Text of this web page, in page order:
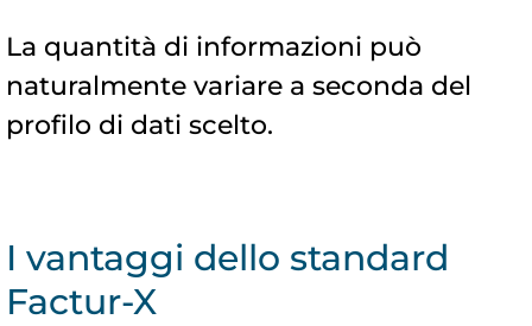
La quantità di informazioni può
naturalmente variare a seconda del
profilo di dati scelto.
I vantaggi dello standard
Factur-X